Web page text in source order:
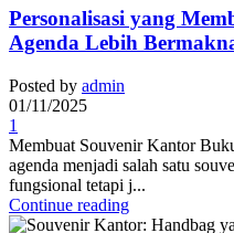
Personalisasi yang
Agenda Lebih
Posted by admin
01/11/2025
1
Membuat Souvenir Kantor
agenda menjadi salah satu
fungsional tetapi j...
Continue reading